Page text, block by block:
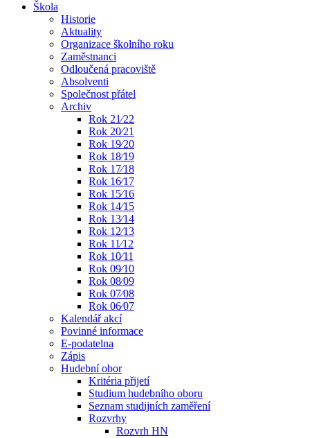
Škola
Historie
Aktuality
Organizace školního roku
Zaměstnanci
Odloučená pracoviště
Absolventi
Společnost přátel
Archiv
Rok 21⁄22
Rok 20⁄21
Rok 19⁄20
Rok 18⁄19
Rok 17⁄18
Rok 16⁄17
Rok 15⁄16
Rok 14⁄15
Rok 13⁄14
Rok 12⁄13
Rok 11⁄12
Rok 10⁄11
Rok 09⁄10
Rok 08⁄09
Rok 07⁄08
Rok 06⁄07
Kalendář akcí
Povinné informace
E-podatelna
Zápis
Hudební obor
Kritéria přijetí
Studium hudebního oboru
Seznam studijních zaměření
Rozvrhy
Rozvrh HN